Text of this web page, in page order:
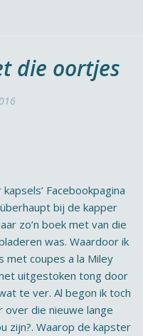
die oortjes
Facebookpagina
bij de kapper
zo’n boek met van die
was. Waardoor ik
met coupes a la Miley
uitgestoken tong door
te ver. Al begon ik toch
die nieuwe lange
zijn?. Waarop de kapster